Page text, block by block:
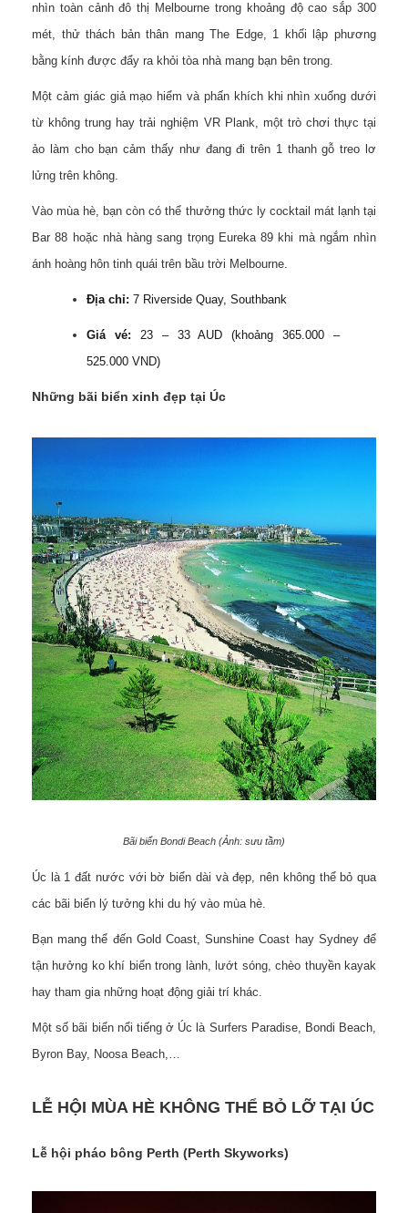
nhìn toàn cảnh đô thị Melbourne trong khoảng độ cao sắp 300
mét, thử thách bản thân mang The Edge, 1 khối lập phương
bằng kính được đẩy ra khỏi tòa nhà mang bạn bên trong.
Một cảm giác giả mạo hiểm và phấn khích khi nhìn xuống dưới
từ không trung hay trải nghiệm VR Plank, một trò chơi thực tại
ảo làm cho bạn cảm thấy như đang đi trên 1 thanh gỗ treo lơ
lửng trên không.
Vào mùa hè, bạn còn có thể thưởng thức ly cocktail mát lạnh tại
Bar 88 hoặc nhà hàng sang trọng Eureka 89 khi mà ngắm nhìn
ánh hoàng hôn tinh quái trên bầu trời Melbourne.
Địa chỉ: 7 Riverside Quay, Southbank
Giá vé:
23 – 33 AUD (khoảng 365.000 –
525.000 VND)
Những bãi biển xinh đẹp tại Úc
Bãi biển Bondi Beach (Ảnh: sưu tầm)
Úc là 1 đất nước với bờ biển dài và đẹp, nên không thể bỏ qua
các bãi biển lý tưởng khi du hý vào mùa hè.
Bạn mang thể đến Gold Coast, Sunshine Coast hay Sydney để
tận hưởng ko khí biển trong lành, lướt sóng, chèo thuyền kayak
hay tham gia những hoạt động giải trí khác.
Một số bãi biển nổi tiếng ở Úc là Surfers Paradise, Bondi Beach,
Byron Bay, Noosa Beach,…
LỄ HỘI MÙA HÈ KHÔNG THỂ BỎ LỠ TẠI ÚC
Lễ hội pháo bông Perth (Perth Skyworks)